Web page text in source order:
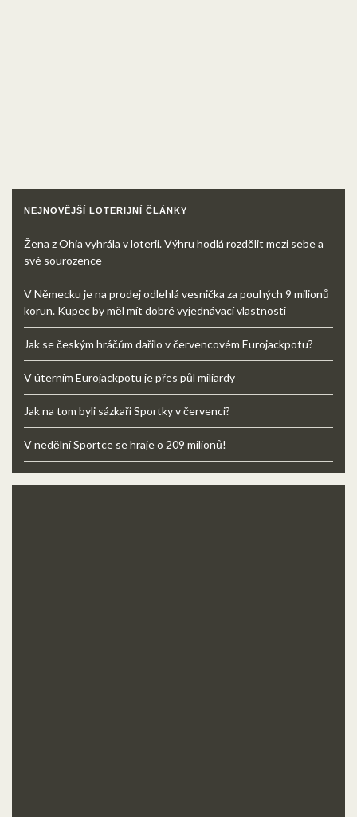
NEJNOVĚJŠÍ LOTERIJNÍ ČLÁNKY
Žena z Ohia vyhrála v loterii. Výhru hodlá rozdělit mezi sebe a
své sourozence
V Německu je na prodej odlehlá vesnička za pouhých 9 milionů
korun. Kupec by měl mít dobré vyjednávací vlastnosti
Jak se českým hráčům dařilo v červencovém Eurojackpotu?
V úterním Eurojackpotu je přes půl miliardy
Jak na tom byli sázkaři Sportky v červenci?
V nedělní Sportce se hraje o 209 milionů!